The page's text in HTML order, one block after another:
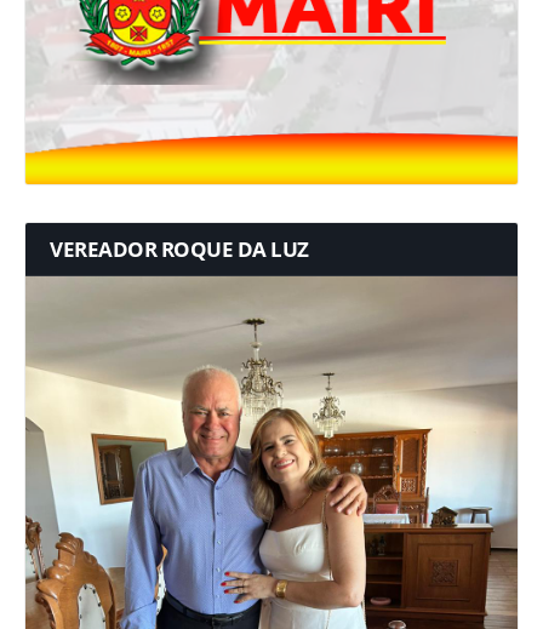
VEREADOR ROQUE DA LUZ